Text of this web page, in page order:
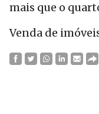
mais que o
Venda de